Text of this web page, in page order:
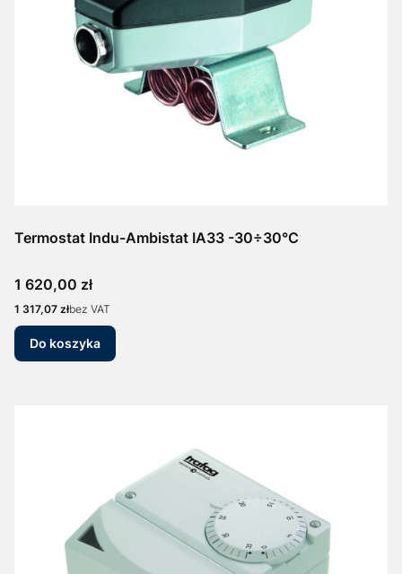
Termostat Indu-Ambistat IA33 -30÷30°C
Cena
1 620,00 zł
Cena
1 317,07 złbez VAT
Do koszyka